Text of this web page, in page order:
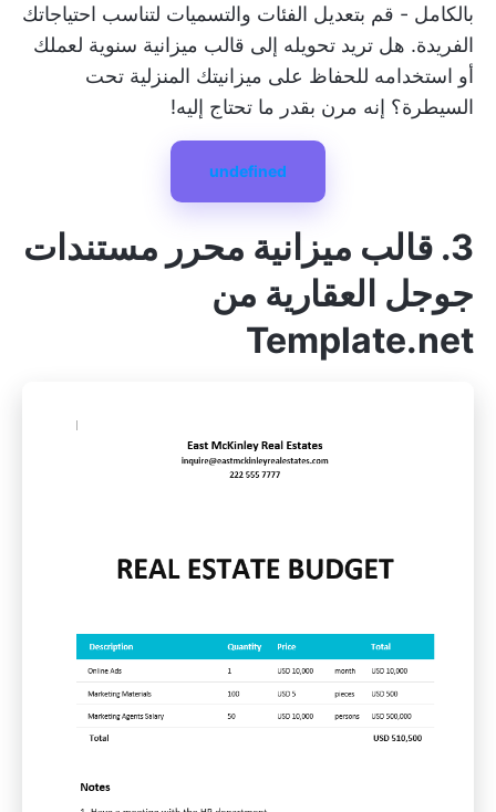
بالكامل - قم بتعديل الفئات والتسميات لتناسب احتياجاتك
الفريدة. هل تريد تحويله إلى قالب ميزانية سنوية لعملك
أو استخدامه للحفاظ على ميزانيتك المنزلية تحت
السيطرة؟ إنه مرن بقدر ما تحتاج إليه!
undefined
3. قالب ميزانية محرر مستندات
جوجل العقارية من
Template.net